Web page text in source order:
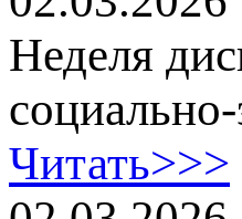
Неделя
Читать>>>